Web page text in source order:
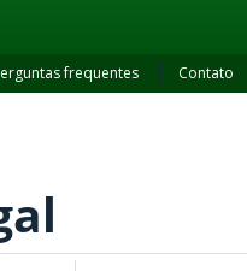
frequentes Contato